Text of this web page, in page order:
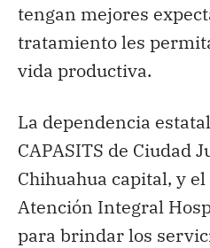
tengan mejores
tratamiento les
vida productiva.
La dependencia
CAPASITS de Ciudad
Chihuahua capital, y
Atención Integral
para brindar los